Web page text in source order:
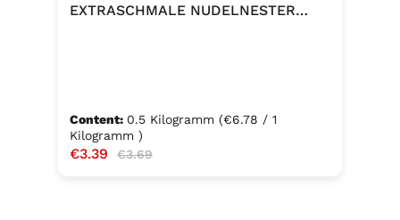
EXTRASCHMALE NUDELNESTER
Content: 0.5 Kilogramm (€6.78 / 1
Kilogramm )
Sale price:
€3.39 Regular price:
€3.69